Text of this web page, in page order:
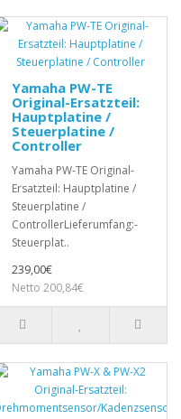
Yamaha PW-TE
Original-Ersatzteil:
Hauptplatine /
Steuerplatine /
Controller
Yamaha PW-TE Original-
Ersatzteil: Hauptplatine /
Steuerplatine /
ControllerLieferumfang:-
Steuerplat..
239,00€
Netto 200,84€